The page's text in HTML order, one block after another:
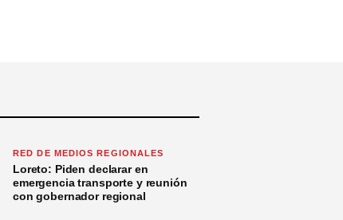
RED DE MEDIOS REGIONALES
Loreto: Piden declarar en
emergencia transporte y reunión
con gobernador regional